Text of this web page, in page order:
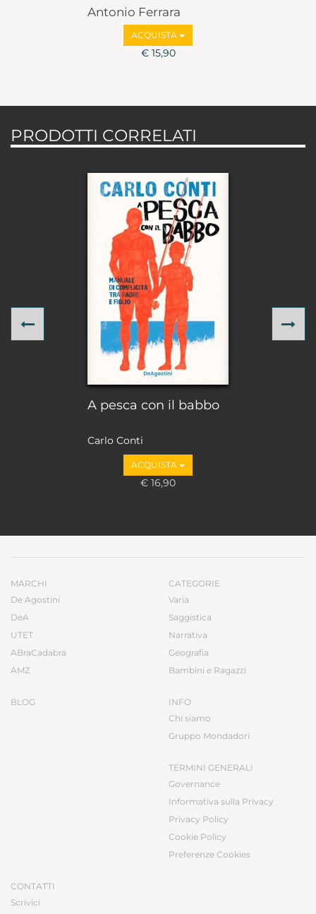
Antonio Ferrara
ACQUISTA
€ 15,90
PRODOTTI CORRELATI
A pesca con il babbo
Carlo Conti
ACQUISTA
€ 16,90
Previous
MARCHI
De Agostini
DeA
UTET
ABraCadabra
AMZ
BLOG
CATEGORIE
Varia
Saggistica
Narrativa
Geografia
Bambini e Ragazzi
INFO
Chi siamo
Gruppo Mondadori
TERMINI GENERALI
Governance
Informativa sulla Privacy
Privacy Policy
Cookie Policy
Preferenze Cookies
CONTATTI
Scrivici